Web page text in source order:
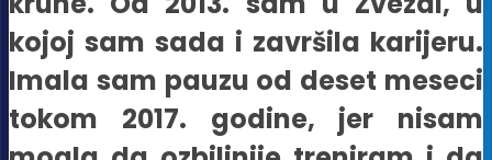
kojoj sam sada i završila karijeru.
Imala sam pauzu od deset meseci
tokom 2017. godine, jer nisam